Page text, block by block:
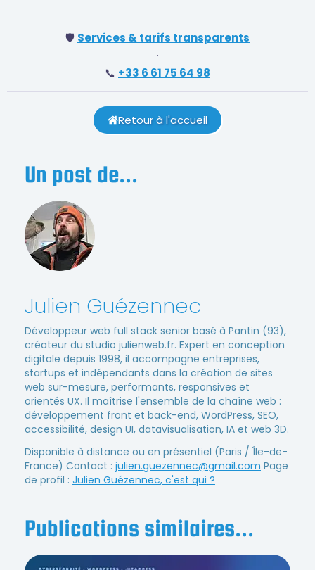
🛡️ Services & tarifs transparents
·
📞 +33 6 61 75 64 98
Retour à l'accueil
Un post de...
Julien Guézennec
Développeur web full stack senior basé à Pantin (93),
créateur du studio julienweb.fr. Expert en conception
digitale depuis 1998, il accompagne entreprises,
startups et indépendants dans la création de sites
web sur-mesure, performants, responsives et
orientés UX. Il maîtrise l'ensemble de la chaîne web :
développement front et back-end, WordPress, SEO,
accessibilité, design UI, datavisualisation, IA et web 3D.
Disponible à distance ou en présentiel (Paris / Île-de-
France) Contact : julien.guezennec@gmail.com Page
de profil : Julien Guézennec, c'est qui ?
Publications similaires...